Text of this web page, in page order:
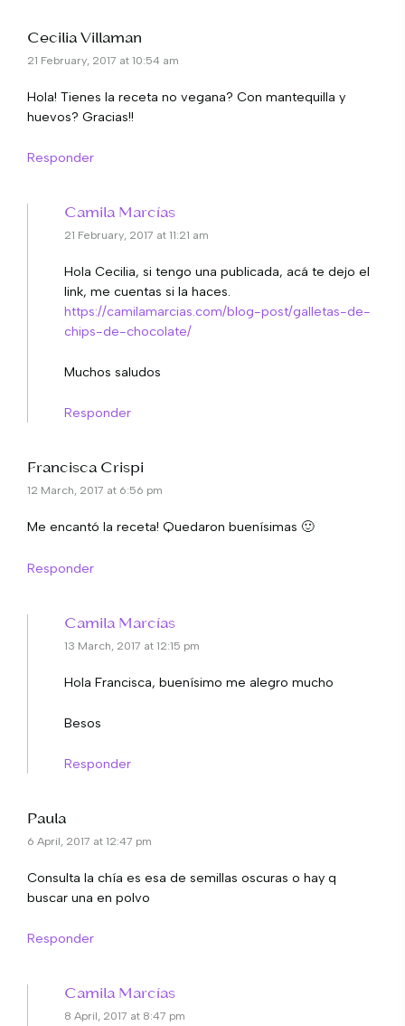
Cecilia Villaman
21 February, 2017 at 10:54 am
Hola! Tienes la receta no vegana? Con mantequilla y
huevos? Gracias!!
Responder
Camila Marcías
21 February, 2017 at 11:21 am
Hola Cecilia, si tengo una publicada, acá te dejo el
link, me cuentas si la haces.
https://camilamarcias.com/blog-post/galletas-de-
chips-de-chocolate/
Muchos saludos
Responder
Francisca Crispi
12 March, 2017 at 6:56 pm
Me encantó la receta! Quedaron buenísimas 🙂
Responder
Camila Marcías
13 March, 2017 at 12:15 pm
Hola Francisca, buenísimo me alegro mucho
Besos
Responder
Paula
6 April, 2017 at 12:47 pm
Consulta la chía es esa de semillas oscuras o hay q
buscar una en polvo
Responder
Camila Marcías
8 April, 2017 at 8:47 pm